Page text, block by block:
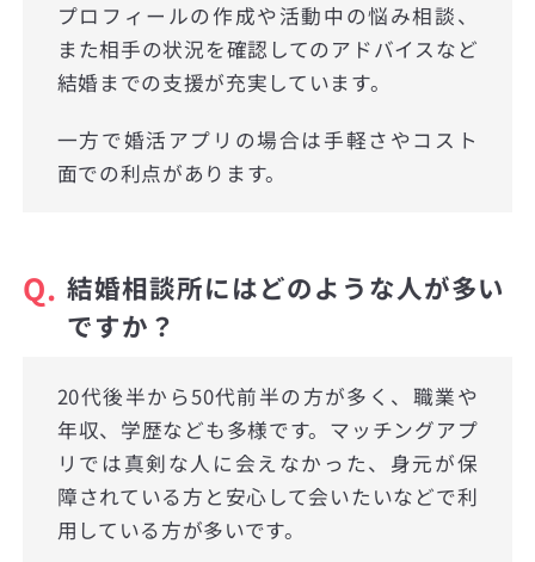
プロフィールの作成や活動中の悩み相談、
また相手の状況を確認してのアドバイスなど
結婚までの支援が充実しています。
一方で婚活アプリの場合は手軽さやコスト
面での利点があります。
Q. 結婚相談所にはどのような人が多い
ですか？
20代後半から50代前半の方が多く、職業や
年収、学歴なども多様です。マッチングアプ
リでは真剣な人に会えなかった、身元が保
障されている方と安心して会いたいなどで利
用している方が多いです。